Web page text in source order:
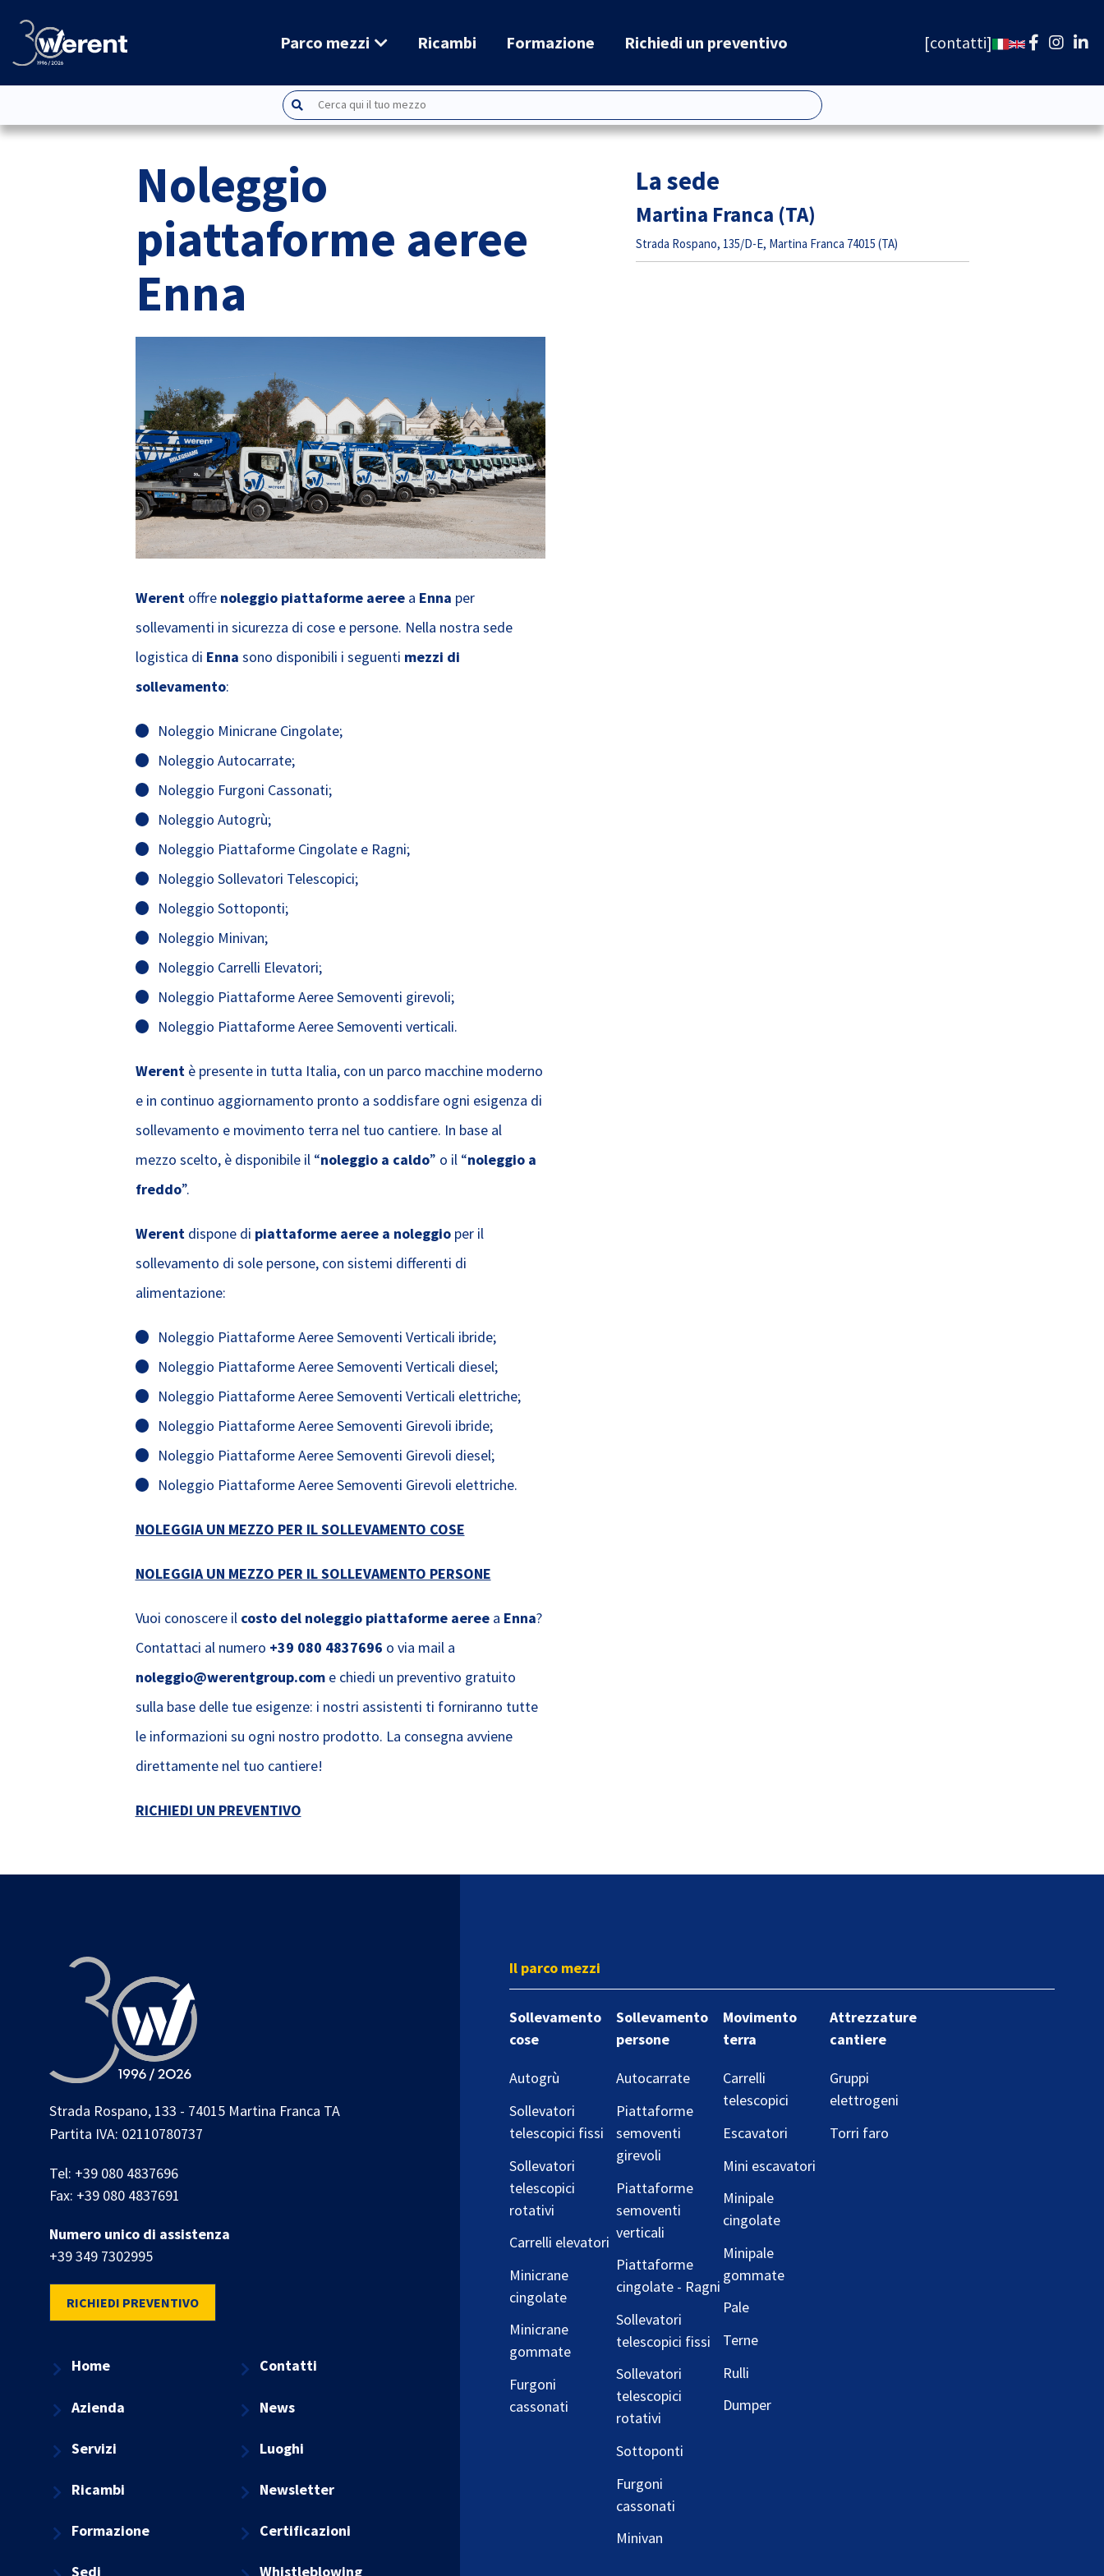
Parco mezzi Ricambi Formazione Richiedi un preventivo contatti
Noleggio
piattaforme aeree
Enna
Werentoffre noleggio piattaforme aereea Enna per
sollevamenti in sicurezza di cose e persone. Nella nostra sede
logistica di Enna sono disponibili i seguenti mezzi di
sollevamento:
Noleggio Minicrane Cingolate;
Noleggio Autocarrate;
Noleggio Furgoni Cassonati;
Noleggio Autogrù;
Noleggio Piattaforme Cingolate e Ragni;
Noleggio Sollevatori Telescopici;
Noleggio Sottoponti;
Noleggio Minivan;
Noleggio Carrelli Elevatori;
Noleggio Piattaforme Aeree Semoventi girevoli;
Noleggio Piattaforme Aeree Semoventi verticali.
Werentè presente in tutta Italia, con un parco macchine moderno
e in continuo aggiornamento pronto a soddisfare ogni esigenza di
sollevamento e movimento terra nel tuo cantiere. In base al
mezzo scelto, è disponibile il “noleggio a caldo” o il “noleggio a
freddo”.
Werentdispone di piattaforme aeree a noleggioper il
sollevamento di sole persone, con sistemi differenti di
alimentazione:
Noleggio Piattaforme Aeree Semoventi Verticali ibride;
Noleggio Piattaforme Aeree Semoventi Verticali diesel;
Noleggio Piattaforme Aeree Semoventi Verticali elettriche;
Noleggio Piattaforme Aeree Semoventi Girevoli ibride;
Noleggio Piattaforme Aeree Semoventi Girevoli diesel;
Noleggio Piattaforme Aeree Semoventi Girevoli elettriche.
NOLEGGIA UN MEZZO PER IL SOLLEVAMENTO COSE
NOLEGGIA UN MEZZO PER IL SOLLEVAMENTO PERSONE
Vuoi conoscere il costo del noleggio piattaforme aereea Enna?
Contattaci al numero +39 080 4837696 o via mail a
noleggio@werentgroup.come chiedi un preventivo gratuito
sulla base delle tue esigenze: i nostri assistenti ti forniranno tutte
le informazioni su ogni nostro prodotto. La consegna avviene
direttamente nel tuo cantiere!
RICHIEDI UN PREVENTIVO
La sede
Martina Franca (TA)
Strada Rospano, 135/D-E, Martina Franca 74015 (TA)
Strada Rospano, 133 - 74015 Martina Franca TA
Partita IVA: 02110780737
Tel: +39 080 4837696
Fax: +39 080 4837691
Numero unico di assistenza
+39 349 7302995
RICHIEDI PREVENTIVO
Home
Azienda
Servizi
Ricambi
Formazione
Sedi
Contatti
News
Luoghi
Newsletter
Certificazioni
Whistleblowing
Il parco mezzi
Sollevamento
cose
Autogrù
Sollevatori
telescopici fissi
Sollevatori
telescopici
rotativi
Carrelli elevatori
Minicrane
cingolate
Minicrane
gommate
Furgoni
cassonati
Sollevamento
persone
Autocarrate
Piattaforme
semoventi
girevoli
Piattaforme
semoventi
verticali
Piattaforme
cingolate - Ragni
Sollevatori
telescopici fissi
Sollevatori
telescopici
rotativi
Sottoponti
Furgoni
cassonati
Minivan
Movimento
terra
Carrelli
telescopici
Escavatori
Mini escavatori
Minipale
cingolate
Minipale
gommate
Pale
Terne
Rulli
Dumper
Attrezzature
cantiere
Gruppi
elettrogeni
Torri faro